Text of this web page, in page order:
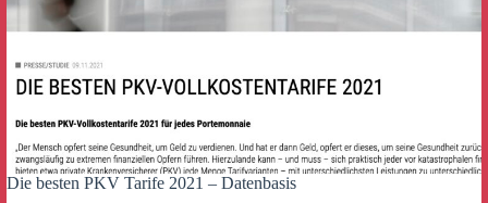
Die besten PKV Tarife 2021 – Datenbasis